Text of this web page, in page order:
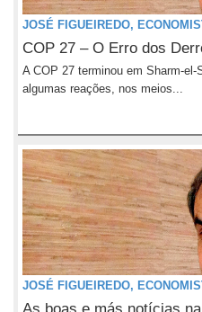
JOSÉ FIGUEIREDO,
COP 27 – O Erro dos
A COP 27 terminou em Sharm-
algumas reações, nos meios...
JOSÉ FIGUEIREDO,